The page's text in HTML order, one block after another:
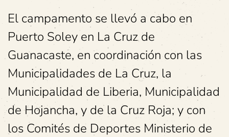
El campamento se llevó a cabo en
Puerto Soley en La Cruz de
Guanacaste, en coordinación con las
Municipalidades de La Cruz, la
Municipalidad de Liberia, Municipalidad
de Hojancha, y de la Cruz Roja; y con
los Comités de Deportes Ministerio de